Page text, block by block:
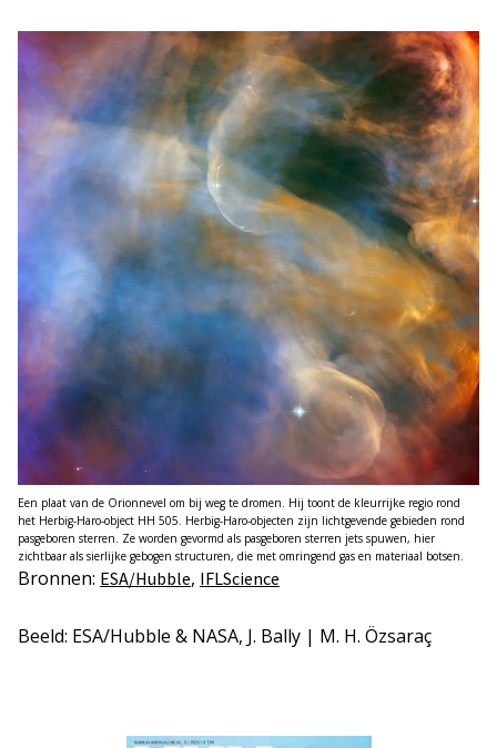
Een plaat van de Orionnevel om bij weg te dromen. Hij toont de kleurrijke regio rond
het Herbig-Haro-object HH 505. Herbig-Haro-objecten zijn lichtgevende gebieden rond
pasgeboren sterren. Ze worden gevormd als pasgeboren sterren jets spuwen, hier
zichtbaar als sierlijke gebogen structuren, die met omringend gas en materiaal botsen.
Bronnen: ESA/Hubble, IFLScience
Beeld: ESA/Hubble & NASA, J. Bally | M. H. Özsaraç